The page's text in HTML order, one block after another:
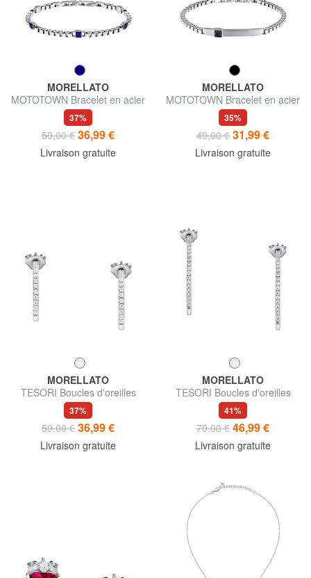
MORELLATO
MOTOTOWN Bracelet en acier
37%
59,00 € 36,99 €
Livraison gratuite
MORELLATO
MOTOTOWN Bracelet en acier
35%
49,00 € 31,99 €
Livraison gratuite
MORELLATO
TESORI Boucles d'oreilles
37%
59,00 € 36,99 €
Livraison gratuite
MORELLATO
TESORI Boucles d'oreilles
41%
79,00 € 46,99 €
Livraison gratuite